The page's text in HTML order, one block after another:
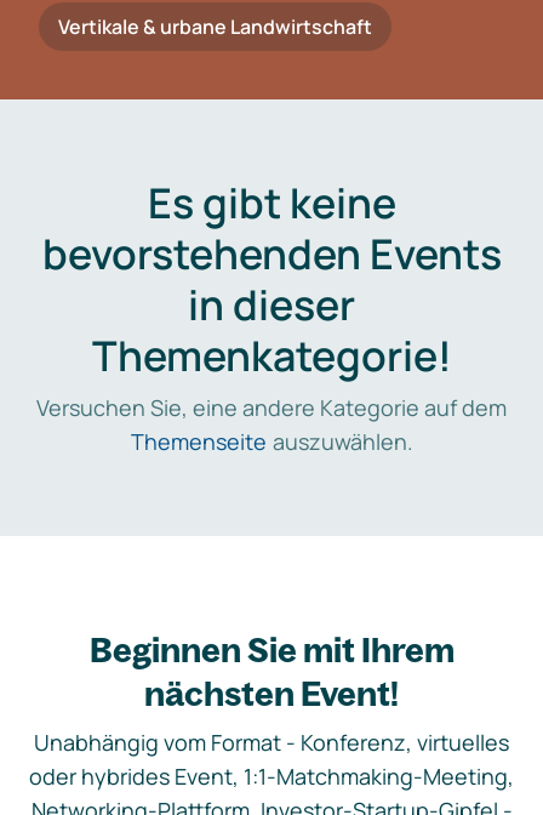
Vertikale & urbane Landwirtschaft
Es gibt keine
bevorstehenden Events
in dieser
Themenkategorie!
Versuchen Sie, eine andere Kategorie auf dem
Themenseite auszuwählen.
Beginnen Sie mit Ihrem
nächsten Event!
Unabhängig vom Format - Konferenz, virtuelles
oder hybrides Event, 1:1-Matchmaking-Meeting,